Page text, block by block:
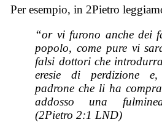
Per esempio, in 2Pietro
“or vi furono anche dei
popolo, come pure vi
falsi dottori che
eresie di perdizione
padrone che li ha
addosso una
(2Pietro 2:1 LND)